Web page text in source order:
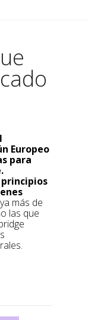
Europeo
para
más de
las que